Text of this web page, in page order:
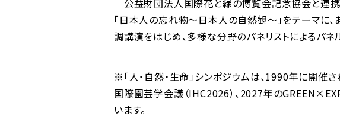
公益財団法人国際花と緑の博覧会記念協会と連携し
「日本人の忘れ物～日本人の自然観～」をテーマに、
調講演をはじめ、多様な分野のパネリストによるパネ
※「人・自然・生命」シンポジウムは、1990年に開
国際園芸学会議（IHC2026）、2027年の
います。